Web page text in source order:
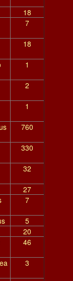
18
7
18
1
2
1
760
330
32
27
7
5
20
46
3